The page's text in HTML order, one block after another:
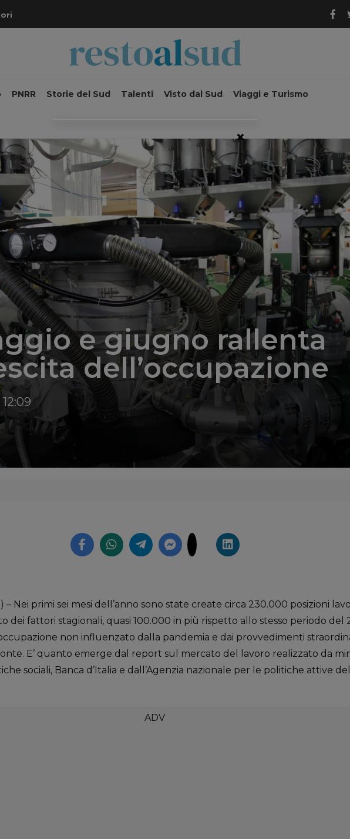
PNRR Storie del Sud Talenti Visto dal Sud Viaggi e Turismo
e giugno rallenta
dell’occupazione
– Nei primi sei mesi dell’anno sono state create circa 230.000 posizioni
dei fattori stagionali, quasi 100.000 in più rispetto allo stesso periodo del
non influenzato dalla pandemia e dai provvedimenti
E’ quanto emerge dal report sul mercato del lavoro realizzato da
sociali, Banca d’Italia e dall’Agenzia nazionale per le politiche attive
×